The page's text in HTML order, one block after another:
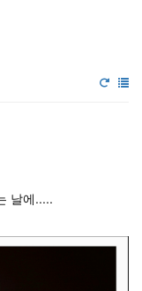
날에.....